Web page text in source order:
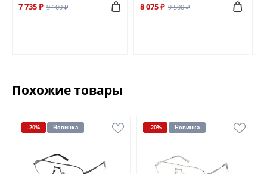
7 735 ₽ 9 100 ₽ 8 075 ₽ 9 500 ₽
Похожие товары
-20% Новинка -20% Новинка